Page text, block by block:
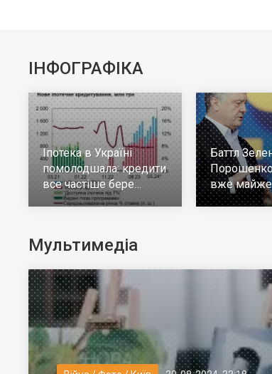
ІНФОГРАФІКА
Іпотека в Україні
помолодшала: кредити
все частіше бере
молодь до 30 років
Баттл
вже майже
але багато
Мультимедіа